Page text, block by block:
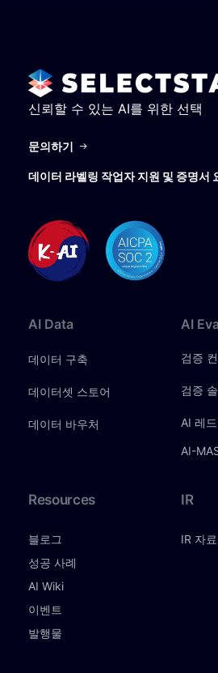
신뢰할 수 있는 AI를 위한 선택
문의하기
데이터 라벨링 작업자 지원 및 증명서
AI Data
데이터 구축
데이터셋 스토어
데이터 바우처
AI
검증
검증
AI 레
AI-
Resources
블로그
성공 사례
AI Wiki
이벤트
발행물
IR
IR 자